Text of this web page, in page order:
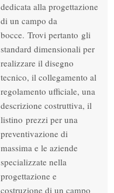
dedicata alla progettazione
di un campo da
bocce. Trovi pertanto gli
standard dimensionali per
realizzare il disegno
tecnico, il collegamento al
regolamento ufficiale, una
descrizione costruttiva, il
listino prezzi per una
preventivazione di
massima e le aziende
specializzate nella
progettazione e
costruzione di un campo